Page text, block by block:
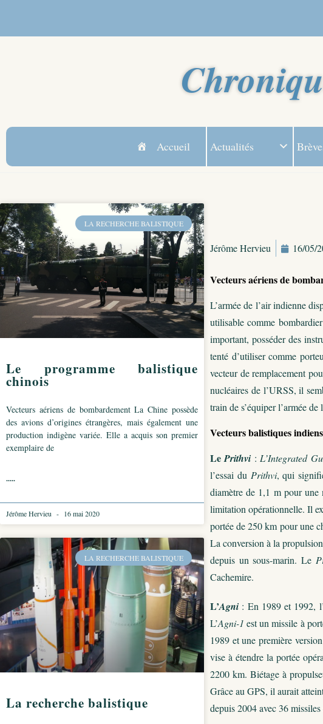
Accueil Actualités
LA RECHERCHE BALISTIQUE
Le programme balistique
chinois
Vecteurs aériens de bombardement La Chine possède
des avions d’origines étrangères, mais également une
production indigène variée. Elle a acquis son premier
exemplaire de
.....
Jérôme Hervieu 16 mai 2020
LA RECHERCHE BALISTIQUE
La recherche balistique
Jérôme Hervieu 16/05/
Vecteurs aériens de
L’armée de l’air indienne
utilisable comme
important, posséder des
tenté d’utiliser comme
vecteur de remplacement
nucléaires de l’URSS, il
train de s’équiper l’armée
Vecteurs balistiques indiens
LePrithvi : L’Integrated
l’essai du Prithvi, qui
diamètre de 1,1 m pour une
limitation opérationnelle. Il
portée de 250 km pour une
La conversion à la
depuis un sous-marin. Le
Cachemire.
L’Agni : En 1989 et 1992,
L’Agni-1 est un missile à
1989 et une première
vise à étendre la portée
2200 km. Biétage à
Grâce au GPS, il aurait
depuis 2004 avec 36